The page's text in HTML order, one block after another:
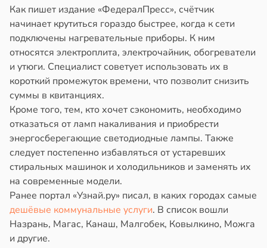
в21:42
в20:58
Как пишет издание «ФедералПресс», счётчик
начинает крутиться гораздо быстрее, когда к сети
подключены нагревательные приборы. К ним
относятся электроплита, электрочайник, обогреватели
и утюги. Специалист советует использовать их в
короткий промежуток времени, что позволит снизить
суммы в квитанциях.
Кроме того, тем, кто хочет сэкономить, необходимо
отказаться от ламп накаливания и приобрести
энергосберегающие светодиодные лампы. Также
следует постепенно избавляться от устаревших
стиральных машинок и холодильников и заменять их
на современные модели.
Ранее портал «Узнай.ру» писал, в каких городах самые
дешёвые коммунальные услуги. В список вошли
Назрань, Магас, Канаш, Малгобек, Ковылкино, Можга
и другие.
в 17:40
20:54